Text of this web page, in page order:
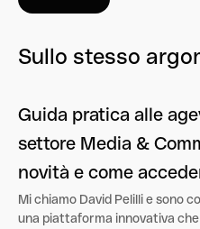
Sullo stesso
Guida pratica alle
settore Media &
novità e come
Mi chiamo David Pelilli e sono
una piattaforma innovativa